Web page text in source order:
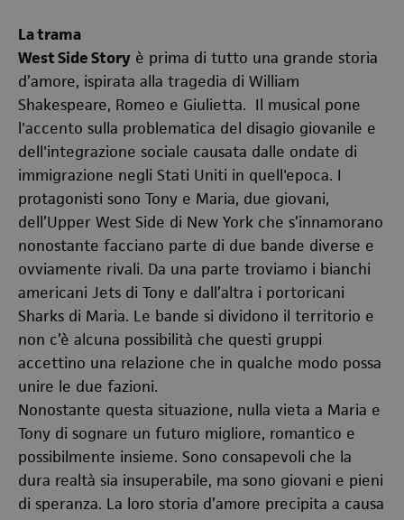
La trama
West Side Story è prima di tutto una grande storia
d’amore, ispirata alla tragedia di William
Shakespeare, Romeo e Giulietta. Il musical pone
l'accento sulla problematica del disagio giovanile e
dell'integrazione sociale causata dalle ondate di
immigrazione negli Stati Uniti in quell'epoca. I
protagonisti sono Tony e Maria, due giovani,
dell’Upper West Side di New York che s’innamorano
nonostante facciano parte di due bande diverse e
ovviamente rivali. Da una parte troviamo i bianchi
americani Jets di Tony e dall’altra i portoricani
Sharks di Maria. Le bande si dividono il territorio e
non c’è alcuna possibilità che questi gruppi
accettino una relazione che in qualche modo possa
unire le due fazioni.
Nonostante questa situazione, nulla vieta a Maria e
Tony di sognare un futuro migliore, romantico e
possibilmente insieme. Sono consapevoli che la
dura realtà sia insuperabile, ma sono giovani e pieni
di speranza. La loro storia d’amore precipita a causa